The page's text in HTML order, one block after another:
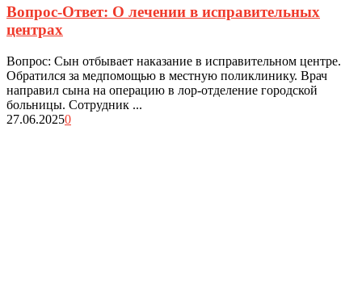
Вопрос-Ответ: О лечении в исправительных
центрах
Вопрос: Сын отбывает наказание в исправительном центре.
Обратился за медпомощью в местную поликлинику. Врач
направил сына на операцию в лор-отделение городской
больницы. Сотрудник ...
27.06.20250